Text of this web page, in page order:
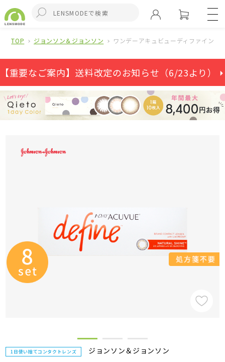
TOP ジョンソン＆ジョンソン ワンデーアキュビューディファイン
【重要なご案内】送料改定のお知らせ（6/23より） ⏵
1日使い捨てコンタクトレンズ ジョンソン＆ジョンソン